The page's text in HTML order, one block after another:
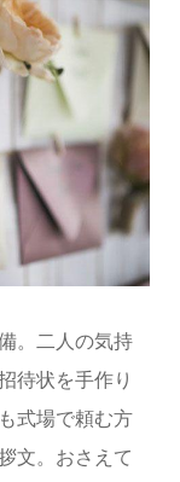
。二人の気持
待状を手作り
式場で頼む方
文。おさえて